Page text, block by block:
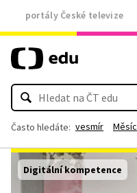
portály České televize
Často hledáte: vesmír Měsíc
Digitální kompetence